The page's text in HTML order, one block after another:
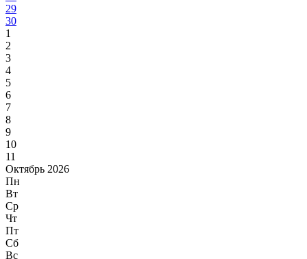
29
30
1
2
3
4
5
6
7
8
9
10
11
Октябрь 2026
Пн
Вт
Ср
Чт
Пт
Сб
Вс